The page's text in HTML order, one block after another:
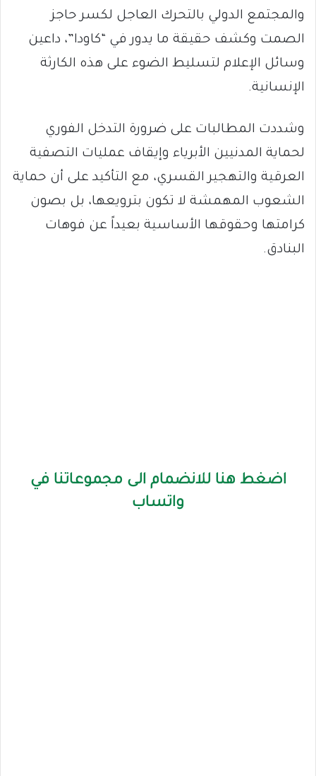
والمجتمع الدولي بالتحرك العاجل لكسر حاجز
الصمت وكشف حقيقة ما يدور في “كاودا”، داعين
وسائل الإعلام لتسليط الضوء على هذه الكارثة
الإنسانية.
وشددت المطالبات على ضرورة التدخل الفوري
لحماية المدنيين الأبرياء وإيقاف عمليات التصفية
العرقية والتهجير القسري، مع التأكيد على أن حماية
الشعوب المهمشة لا تكون بترويعها، بل بصون
كرامتها وحقوقها الأساسية بعيداً عن فوهات
البنادق.
اضغط هنا للانضمام الى مجموعاتنا في
واتساب